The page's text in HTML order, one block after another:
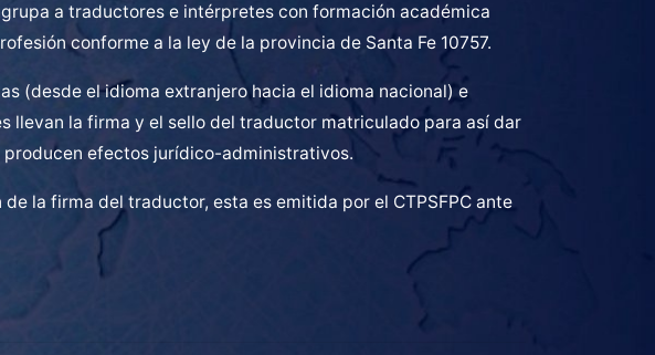
a traductores e intérpretes con formación académica
conforme a la ley de la provincia de Santa Fe 10757.
(desde el idioma extranjero hacia el idioma nacional) e
llevan la firma y el sello del traductor matriculado para así dar
producen efectos jurídico-administrativos.
la firma del traductor, esta es emitida por el CTPSFPC ante